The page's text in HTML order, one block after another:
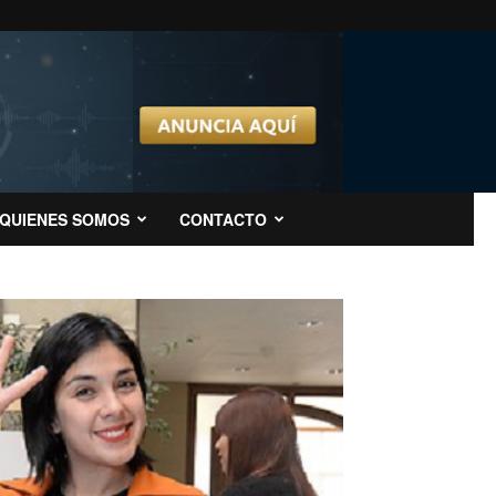
QUIENES SOMOS CONTACTO